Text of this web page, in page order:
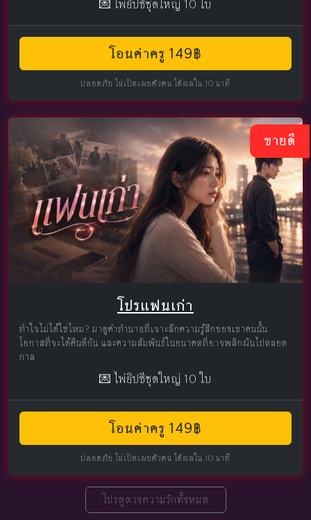
💌 ไพ่ยิปซีชุดใหญ่ 10 ใบ
โอนค่าครู 149฿
ปลอดภัย ไม่เปิดเผยตัวตน ได้ผลใน 10 นาที
ขายดี
โปรแฟนเก่า
ทำใจไม่ได้ใช่ไหม? มาดูคำทำนายที่เจาะลึกความรู้สึกของเขาคนนั้น
โอกาสที่จะได้คืนดีกัน และความสัมพันธ์ในอนาคตที่อาจพลิกผันไปตลอด
กาล
💌 ไพ่ยิปซีชุดใหญ่ 10 ใบ
โอนค่าครู 149฿
ปลอดภัย ไม่เปิดเผยตัวตน ได้ผลใน 10 นาที
โปรดูดวงความรักทั้งหมด